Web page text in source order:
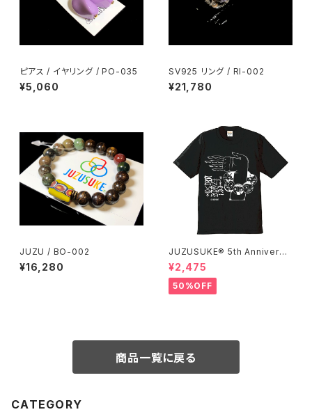
ピアス / イヤリング / PO-035
¥5,060
SV925 リング / RI-002
¥21,780
JUZU / BO-002
¥16,280
JUZUSUKE® 5th Anniversa
ry Tee
¥2,475
50%OFF
商品一覧に戻る
CATEGORY